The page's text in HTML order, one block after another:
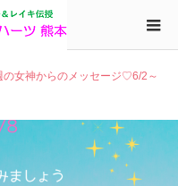
女神からのメッセージ♡6/2～